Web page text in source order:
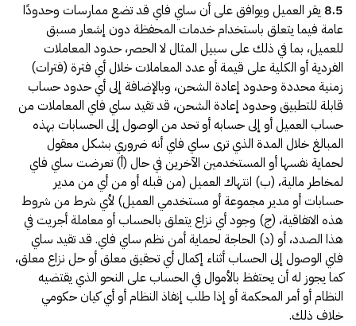
8.5 يقر العميل ويوافق على أن ساي فاي قد تضع ممارسات وحدودًا
عامة فيما يتعلق باستخدام خدمات المحفظة دون إشعار مسبق
للعميل، بما في ذلك على سبيل المثال لا الحصر، حدود المعاملات
الفردية أو الكلية على قيمة أو عدد المعاملات خلال أي فترة (فترات)
زمنية محددة وحدود إعادة الشحن، وبالإضافة إلى أي حدود حساب
قابلة للتطبيق وحدود إعادة الشحن، قد تقيد ساي فاي المعاملات من
حساب العميل أو إلى حسابه أو تحد من الوصول إلى الحسابات بهذه
المبالغ خلال المدة الذي ترى ساي فاي أنه ضروري بشكل معقول
لحماية نفسها أو المستخدمين الآخرين في حال (أ) تعرضت ساي فاي
لمخاطر مالية، (ب) انتهاك العميل (من قبله أو من أي من مدير
حسابات أو مدير مجموعة أو مستخدمي العميل) لأي شرط من شروط
هذه الاتفاقية، (ج) وجود أي نزاع يتعلق بالحساب أو معاملة أجريت في
هذا الصدد، أو (د) الحاجة لحماية أمن نظم ساي فاي. قد تقيد ساي
فاي الوصول إلى الحساب أثناء إكمال أي تحقيق معلق أو حل نزاع معلق،
كما يجوز له أن يحتفظ بالأموال في الحساب على النحو الذي يقتضيه
النظام أو أمر المحكمة أو إذا طلب إنفاذ النظام أو أي كيان حكومي
خلاف ذلك.